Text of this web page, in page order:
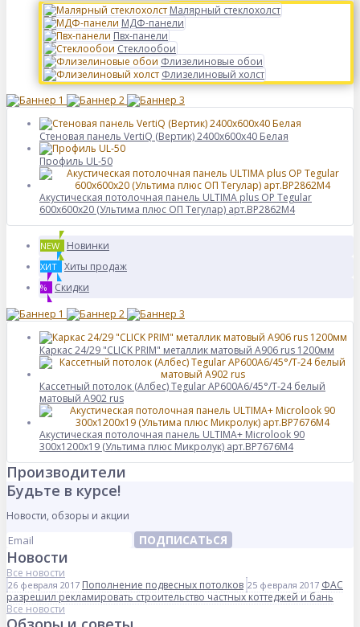
Малярный стеклохолст
МДФ-панели
Пвх-панели
Стеклообои
Флизелиновые обои
Флизелиновый холст
Стеновая панель VertiQ (Вертик) 2400x600x40 Белая
Профиль UL-50
Акустическая потолочная панель ULTIMA plus OP Tegular
600x600x20 (Ультима плюс ОП Тегулар) арт.BP2862M4
NEW Новинки
ХИТ Хиты продаж
% Скидки
Каркас 24/29 "CLICK PRIM" металлик матовый А906 rus 1200мм
Кассетный потолок (Албес) Tegular AP600A6/45°/Т-24 белый
матовый А902 rus
Акустическая потолочная панель ULTIMA+ Microlook 90
300x1200x19 (Ультима плюс Микролук) арт.BP7676M4
Производители
Будьте в курсе!
Новости, обзоры и акции
ПОДПИСАТЬСЯ
Новости
Все новости
26 февраля 2017 Пополнение подвесных потолков 25 февраля 2017 ФАС
разрешил рекламировать строительство частных коттеджей и бань
Все новости